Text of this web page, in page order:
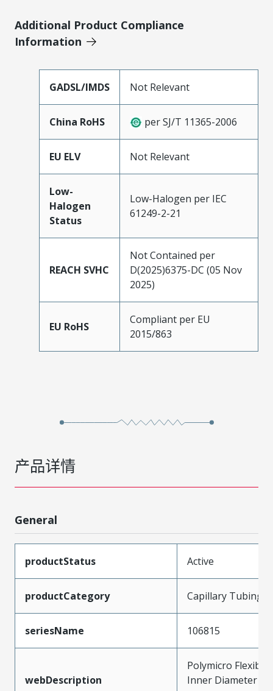
Additional Product Compliance
Information
GADSL/IMDS Not Relevant
China RoHS per SJ/T 11365-2006
EU ELV Not Relevant
Low-
Halogen
Status
Low-Halogen per IEC
61249-2-21
REACH SVHC
Not Contained per
D(2025)6375-DC (05 Nov
2025)
EU RoHS
Compliant per EU
2015/863
产品详情
General
productStatus Active
productCategory Capillary Tubing
seriesName 106815
webDescription
Polymicro Flexible
Inner Diameter